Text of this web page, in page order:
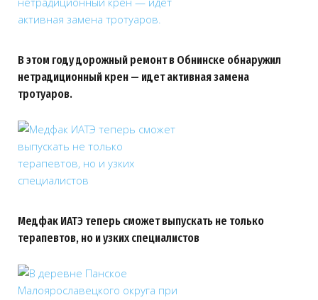
В этом году дорожный ремонт в Обнинске обнаружил
нетрадиционный крен — идет активная замена
тротуаров.
Медфак ИАТЭ теперь сможет выпускать не только
терапевтов, но и узких специалистов